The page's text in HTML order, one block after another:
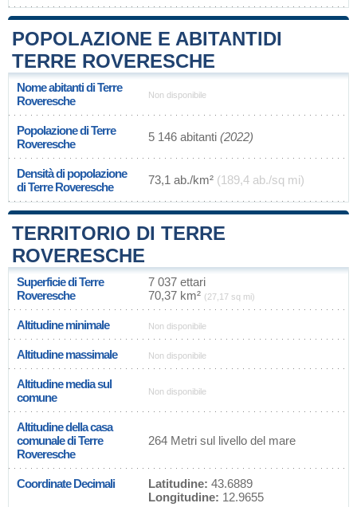
POPOLAZIONE E ABITANTIDI
TERRE ROVERESCHE
Nome abitanti di Terre
Roveresche
Non disponibile
Popolazione di Terre
Roveresche
5 146 abitanti (2022)
Densità di popolazione
di Terre Roveresche
73,1 ab./km² (189,4 ab./sq mi)
TERRITORIO DI TERRE
ROVERESCHE
Superficie di Terre
Roveresche
7 037 ettari
70,37 km² (27,17 sq mi)
Altitudine minimale Non disponibile
Altitudine massimale Non disponibile
Altitudine media sul
comune
Non disponibile
Altitudine della casa
comunale di Terre
Roveresche
264 Metri sul livello del mare
Coordinate Decimali Latitudine: 43.6889
Longitudine: 12.9655